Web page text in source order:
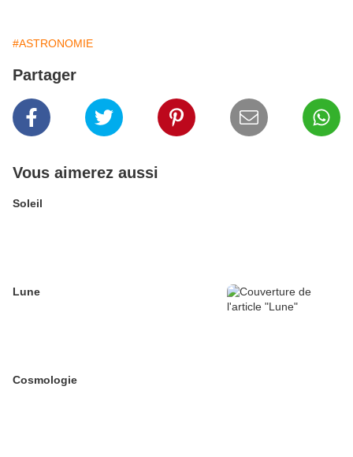
#ASTRONOMIE
Partager
Vous aimerez aussi
Soleil
Lune
Cosmologie